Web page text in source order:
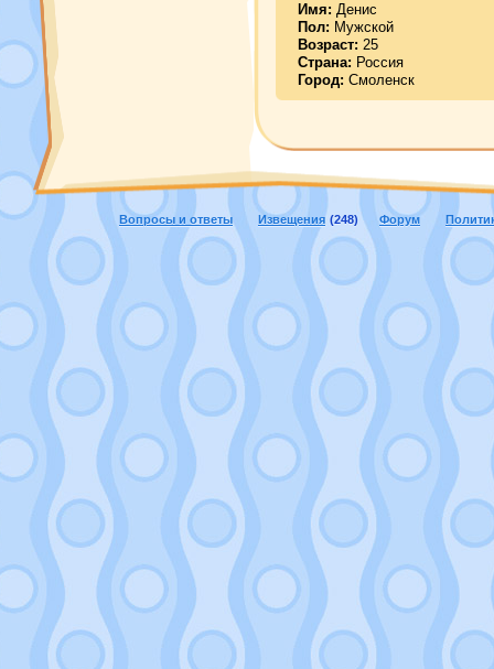
Имя: Денис
Пол: Мужской
Возраст: 25
Страна: Россия
Город: Смоленск
Вопросы и ответы Извещения (248) Форум